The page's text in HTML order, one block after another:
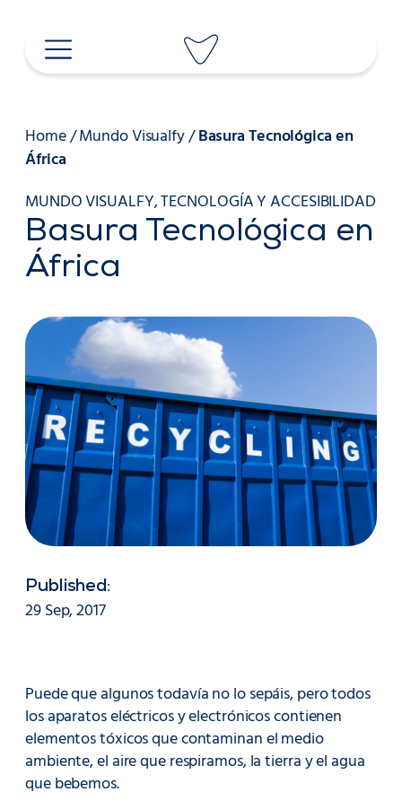
contenido
Home/Mundo Visualfy/Basura Tecnológica en
África
MUNDO VISUALFY,TECNOLOGÍA Y ACCESIBILIDAD
Basura Tecnológica en
África
Published:
29 Sep, 2017
Puede que algunos todavía no lo sepáis, pero todos
los aparatos eléctricos y electrónicos contienen
elementos tóxicos que contaminan el medio
ambiente, el aire que respiramos, la tierra y el agua
que bebemos.